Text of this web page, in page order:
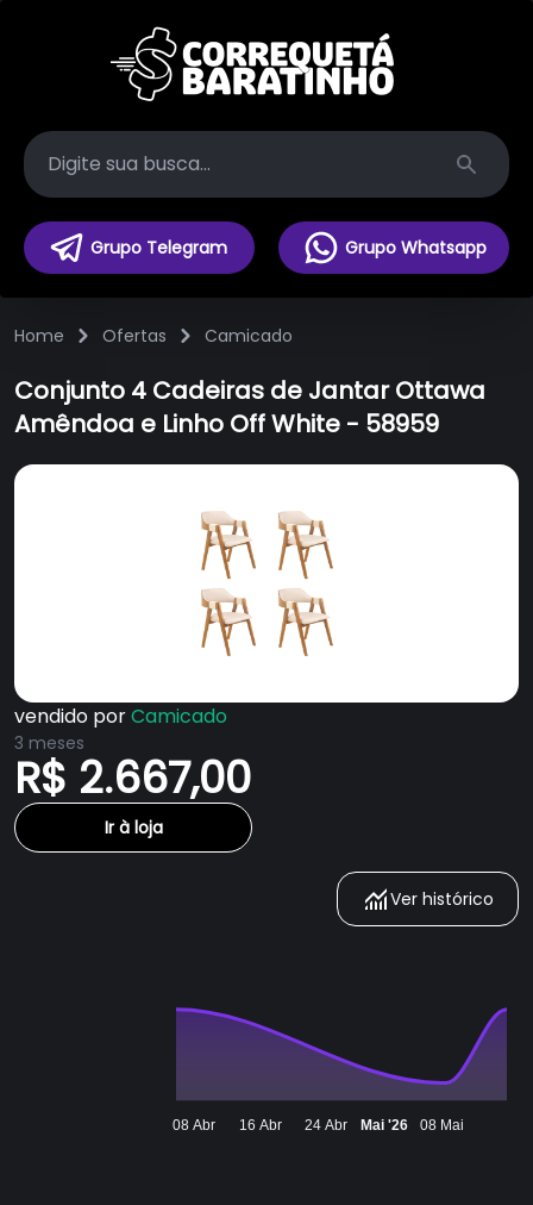
Search
Grupo Telegram Grupo Whatsapp
Home Ofertas Camicado
Conjunto 4 Cadeiras de Jantar Ottawa
Amêndoa e Linho Off White - 58959
vendido porCamicado
3 meses
R$ 2.667,00
Ir à loja
Ver histórico
08 Abr 16 Abr 24 Abr Mai '26 08 Mai